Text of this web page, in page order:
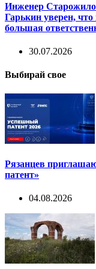
Инженер
Гарькин уверен,
большая
30.07.2026
Выбирай свое
Рязанцев
патент»
04.08.2026